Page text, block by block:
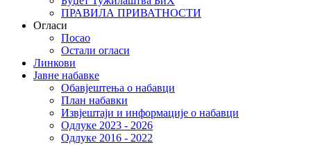
ПРАВИЛА ПРИВАТНОСТИ
Огласи
Посао
Остали огласи
Линкови
Јавне набавке
Обавјештења о набавци
План набавки
Извјештаји и информације о набавци
Одлуке 2023 - 2026
Одлуке 2016 - 2022